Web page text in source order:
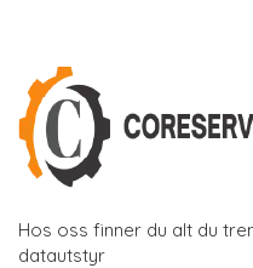
Hos oss finner du alt du
datautstyr